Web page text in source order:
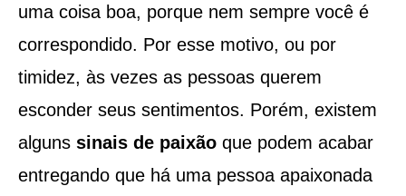
uma coisa boa, porque nem sempre você é
correspondido. Por esse motivo, ou por
timidez, às vezes as pessoas querem
esconder seus sentimentos. Porém, existem
alguns sinais de paixãoque podem acabar
entregando que há uma pessoa apaixonada